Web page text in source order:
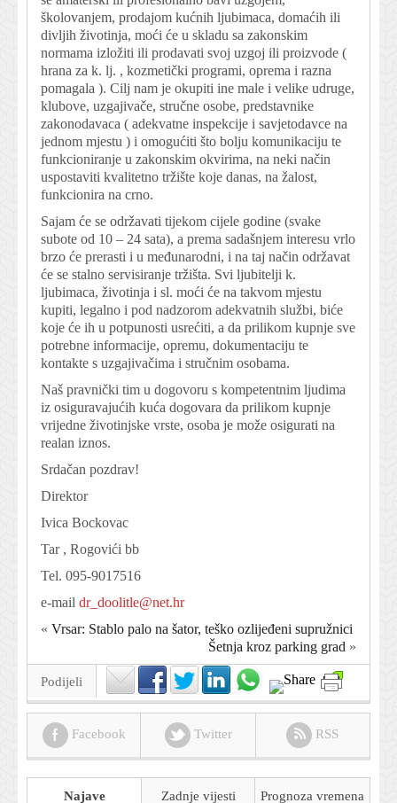
školovanjem, prodajom kućnih ljubimaca, domaćih ili
divljih životinja, moći će u skladu sa zakonskim
normama izložiti ili prodavati svoj uzgoj ili proizvode (
hrana za k. lj. , kozmetički programi, oprema i razna
pomagala ). Cilj nam je okupiti ine male i velike udruge,
klubove, uzgajivače, stručne osobe, predstavnike
zakonodavaca ( adekvatne inspekcije i savjetodavce na
jednom mjestu ) i omogućiti što bolju komunikaciju te
funkcioniranje u zakonskim okvirima, na neki način
uspostaviti kvalitetno tržište koje danas, na žalost,
funkcionira na crno.
Sajam će se održavati tijekom cijele godine (svake
subote od 10 – 24 sata), a prema sadašnjem interesu vrlo
brzo će prerasti i u međunarodni, i na taj način održavat
će se stalno servisiranje tržišta. Svi ljubitelji k.
ljubimaca, životinja i sl. moći će na takvom mjestu
kupiti, legalno i pod nadzorom adekvatnih službi, biće
koje će ih u potpunosti usrećiti, a da prilikom kupnje sve
potrebne informacije, opremu, dokumentaciju te
kontakte s uzgajivačima i stručnim osobama.
Naš pravnički tim u dogovoru s kompetentnim ljudima
iz osiguravajućih kuća dogovara da prilikom kupnje
vrijedne životinjske vrste, osoba je može osigurati na
realan iznos.
Srdačan pozdrav!
Direktor
Ivica Bockovac
Tar , Rogovići bb
Tel. 095-9017516
e-mail dr_doolitle@net.hr
« Vrsar: Stablo palo na šator, teško ozlijeđeni supružnici
Šetnja kroz parking grad »
Podijeli
Facebook Twitter RSS
Najave Zadnje vijesti Prognoza vremena